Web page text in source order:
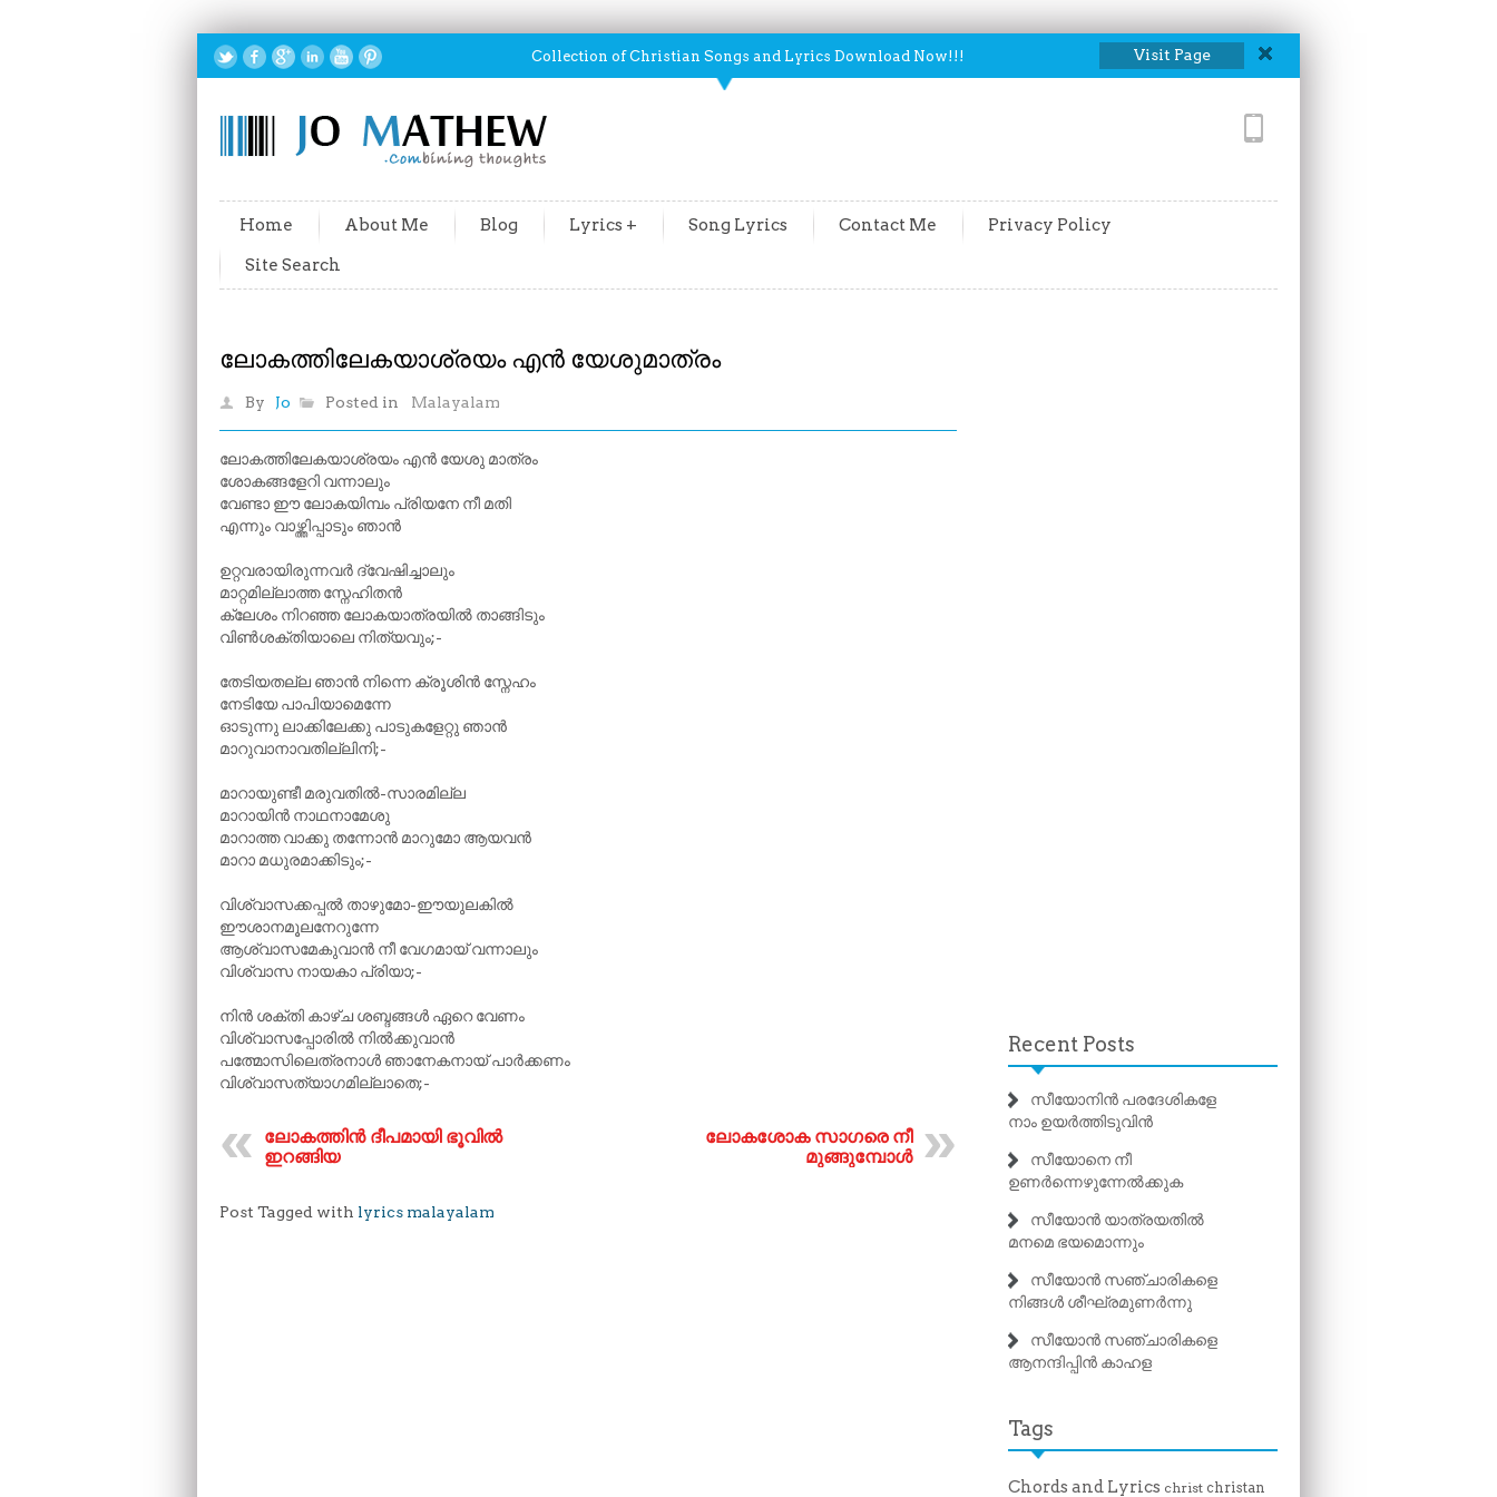
Collection of Christian Songs and Lyrics Download Now!!! Visit Page
Home About Me Blog Lyrics + Song Lyrics Contact Me
Privacy Policy
Site Search
ലോകത്തിലേകയാശ്രയം എൻ യേശുമാത്രം
By Jo Posted in Malayalam
ലോകത്തിലേകയാശ്രയം എൻ യേശു മാത്രം
ശോകങ്ങളേറി വന്നാലും
വേണ്ടാ ഈ ലോകയിമ്പം പ്രിയനേ നീ മതി
എന്നും വാഴ്ത്തിപ്പാടും ഞാൻ
ഉറ്റവരായിരുന്നവർ ദ്വേഷിച്ചാലും
മാറ്റമില്ലാത്ത സ്നേഹിതൻ
ക്ലേശം നിറഞ്ഞ ലോകയാത്രയിൽ താങ്ങിടും
വിൺശക്തിയാലെ നിത്യവും;-
തേടിയതല്ല ഞാൻ നിന്നെ ക്രൂശിൻ സ്നേഹം
നേടിയേ പാപിയാമെന്നേ
ഓടുന്നു ലാക്കിലേക്കു പാടുകളേറ്റു ഞാൻ
മാറുവാനാവതില്ലിനി;-
മാറായുണ്ടീ മരുവതിൽ-സാരമില്ല
മാറായിൻ നാഥനാമേശു
മാറാത്ത വാക്കു തന്നോൻ മാറുമോ ആയവൻ
മാറാ മധുരമാക്കിടും;-
വിശ്വാസക്കപ്പൽ താഴുമോ-ഈയുലകിൽ
ഈശാനമൂലനേറുന്നേ
ആശ്വാസമേകുവാൻ നീ വേഗമായ് വന്നാലും
വിശ്വാസ നായകാ പ്രിയാ;-
നിൻ ശക്തി കാഴ്ച ശബ്ദങ്ങൾ ഏറെ വേണം
വിശ്വാസപ്പോരിൽ നിൽക്കുവാൻ
പത്മോസിലെത്രനാൾ ഞാനേകനായ് പാർക്കണം
വിശ്വാസത്യാഗമില്ലാതെ;-
ലോകത്തിൻ ദീപമായി ഭൂവിൽ
ഇറങ്ങിയ
ലോകശോക സാഗരെ നീ
മുങ്ങുമ്പോൾ
Post Tagged with lyrics malayalam
Recent Posts
സീയോനിൻ പരദേശികളേ
നാം ഉയർത്തിടുവിൻ
സീയോനെ നീ
ഉണർന്നെഴുന്നേൽക്കുക
സീയോൻ യാത്രയതിൽ
മനമെ ഭയമൊന്നും
സീയോൻ സഞ്ചാരികളെ
നിങ്ങൾ ശീഘ്രമുണർന്നു
സീയോൻ സഞ്ചാരികളെ
ആനന്ദിപ്പിൻ കാഹള
Tags
Chords and Lyrics christ christan